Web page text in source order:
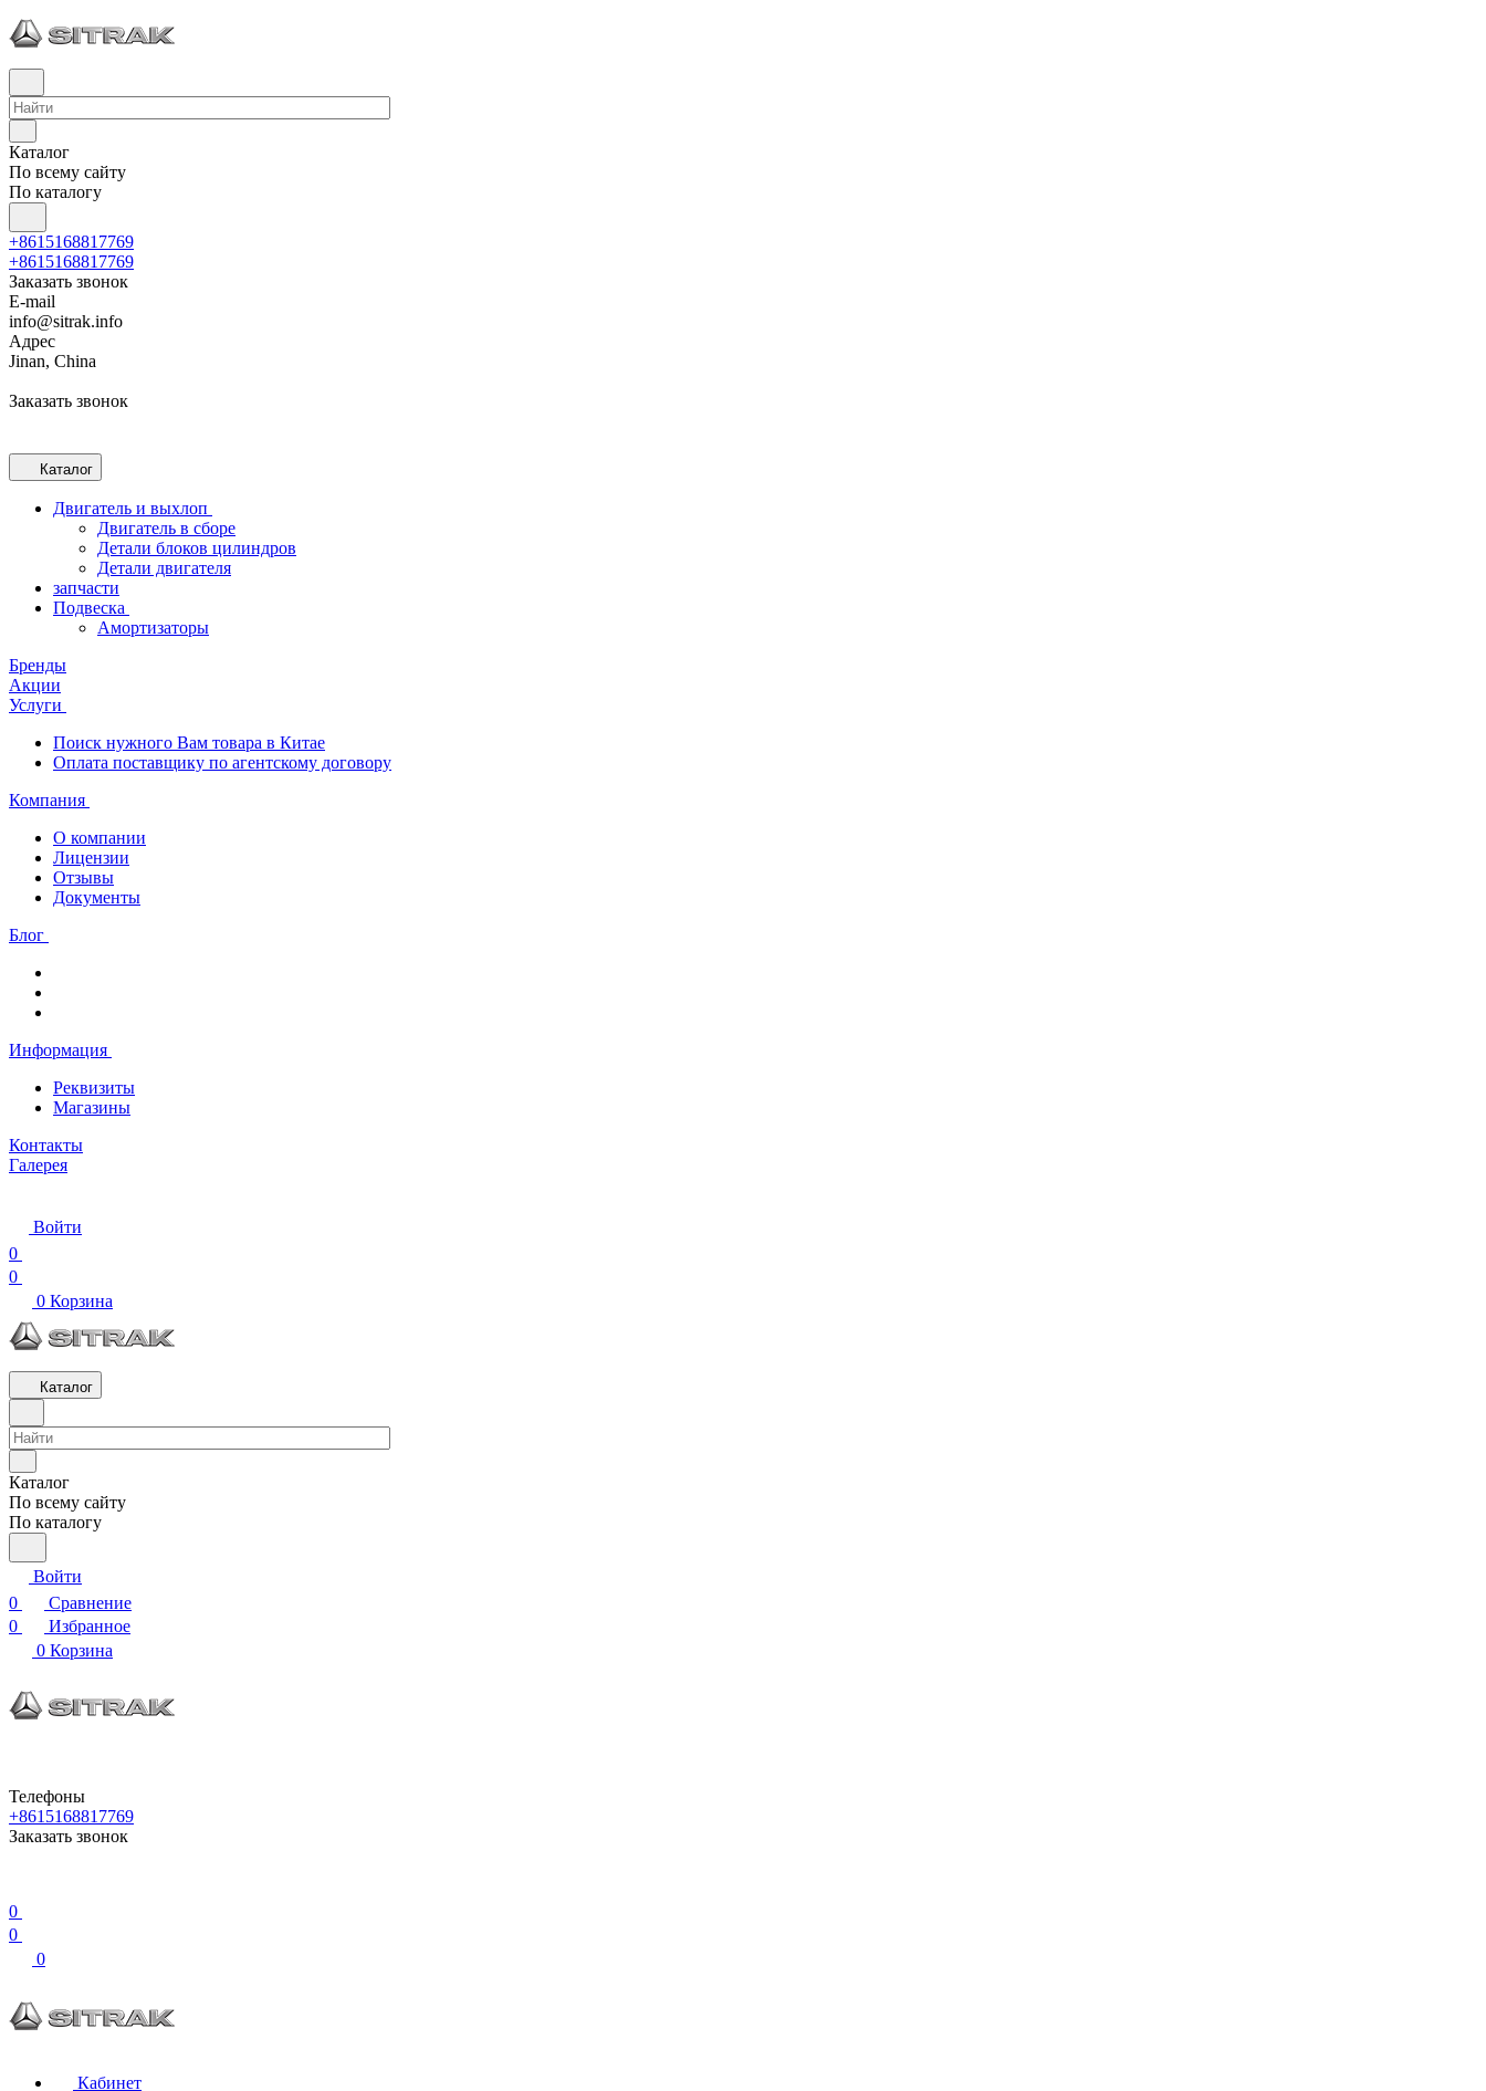
Каталог
По всему сайту
По каталогу
+8615168817769
+8615168817769
Заказать звонок
E-mail
info@sitrak.info
Адрес
Jinan, China
Заказать звонок
Каталог
Двигатель и выхлоп
Двигатель в сборе
Детали блоков цилиндров
Детали двигателя
запчасти
Подвеска
Амортизаторы
Бренды
Акции
Услуги
Поиск нужного Вам товара в Китае
Оплата поставщику по агентскому договору
Компания
О компании
Лицензии
Отзывы
Документы
Блог
Информация
Реквизиты
Магазины
Контакты
Галерея
Войти
0
0
0 Корзина
Каталог
Каталог
По всему сайту
По каталогу
Войти
0
Сравнение
0
Избранное
0 Корзина
Телефоны
+8615168817769
Заказать звонок
0
0
0
Кабинет